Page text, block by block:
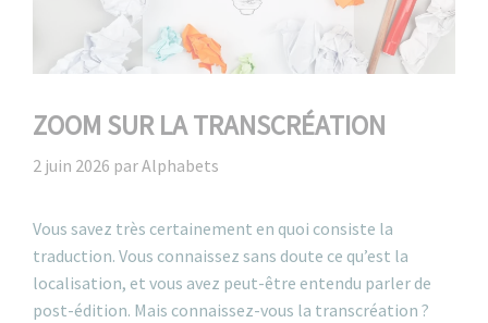
ZOOM SUR LA TRANSCRÉATION
2 juin 2026 parAlphabets
Vous savez très certainement en quoi consiste la
traduction. Vous connaissez sans doute ce qu’est la
localisation, et vous avez peut-être entendu parler de
post-édition. Mais connaissez-vous la transcréation ?